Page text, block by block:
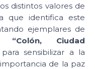
distintos valores de
que identifica este
ejemplares de
“Colón, Ciudad
para sensibilizar a la
de la paz